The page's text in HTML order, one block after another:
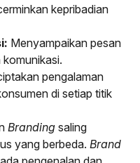
kepribadian
Menyampaikan pesan
pengalaman
di setiap titik
Branding saling
yang berbeda. Brand